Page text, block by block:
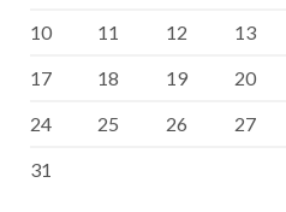
10
11 12 13
17
18 19 20
24
25 26 27
31